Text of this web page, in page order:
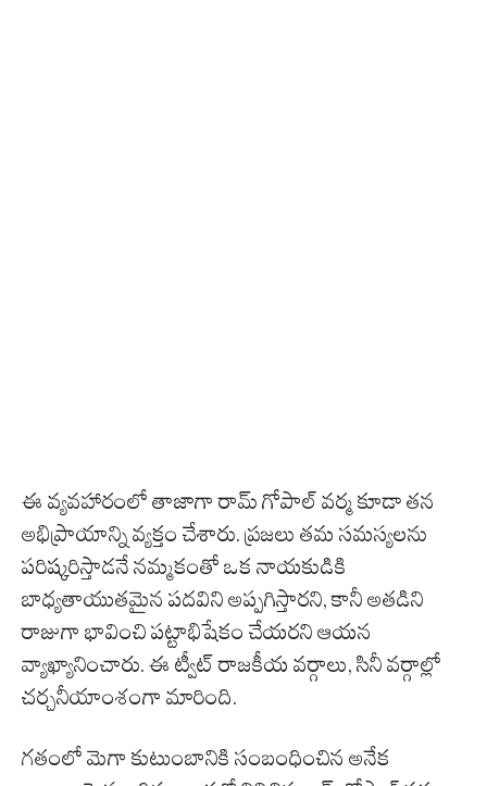
ఈ వ్యవహారంలో తాజాగా రామ్ గోపాల్ వర్మ కూడా తన
అభిప్రాయాన్ని వ్యక్తం చేశారు. ప్రజలు తమ సమస్యలను
పరిష్కరిస్తాడనే నమ్మకంతో ఒక నాయకుడికి
బాధ్యతాయుతమైన పదవిని అప్పగిస్తారని, కానీ అతడిని
రాజుగా భావించి పట్టాభిషేకం చేయరని ఆయన
వ్యాఖ్యానించారు. ఈ ట్వీట్ రాజకీయ వర్గాలు, సినీ వర్గాల్లో
చర్చనీయాంశంగా మారింది.
గతంలో మెగా కుటుంబానికి సంబంధించిన అనేక